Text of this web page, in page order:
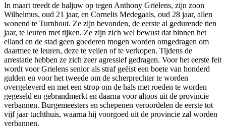
In maart treedt de baljuw op tegen Anthony Grielens, zijn zoon
Wilhelmus, oud 21 jaar, en Cornelis Medegaals, oud 28 jaar, allen
wonend te Turnhout. Ze zijn bevonden, de eerste al gedurende tien
jaar, te leuren met tijken. Ze zijn zich wel bewust dat binnen het
eiland en de stad geen goederen mogen worden omgedragen om
daarmee te leuren, deze te veilen of te verkopen. Tijdens de
arrestatie hebben ze zich zeer agressief gedragen. Voor het eerste feit
wordt voor Grielens senior als straf geëist een boete van honderd
gulden en voor het tweede om de scherprechter te worden
overgeleverd en met een strop om de hals met roeden te worden
gegeseld en gebrandmerkt en daarna voor altoos uit de provincie
verbannen. Burgemeesters en schepenen veroordelen de eerste tot
vijf jaar tuchthuis, waarna hij voorgoed uit de provincie zal worden
verbannen.